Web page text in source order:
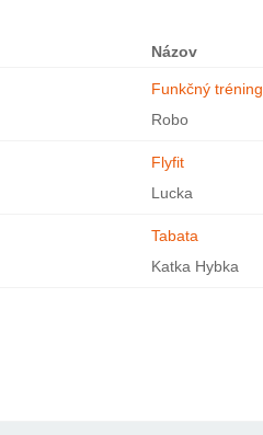
Názov
Funkčný tréning
Robo
Flyfit
Lucka
Tabata
Katka Hybka